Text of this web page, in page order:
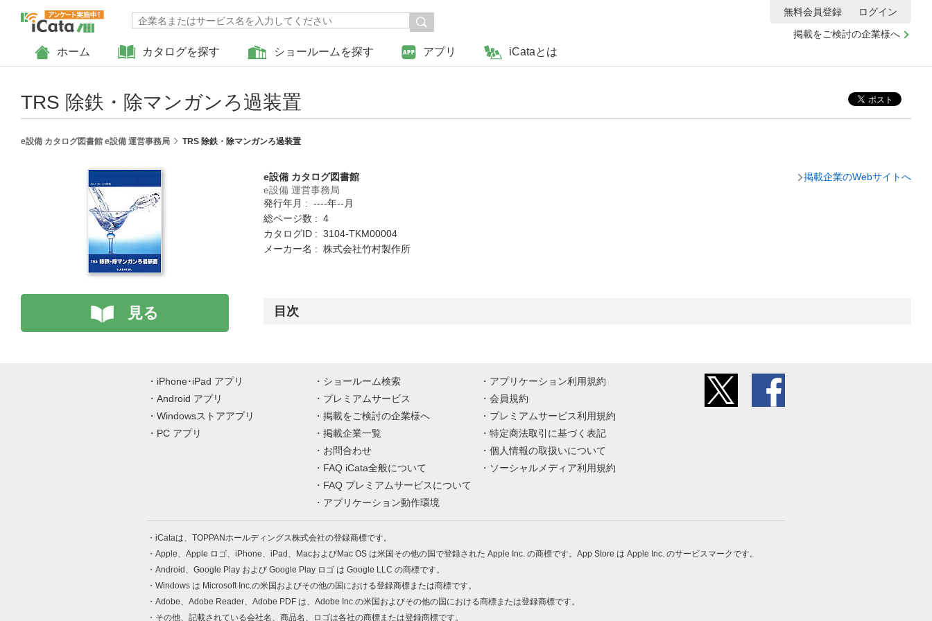
ホーム カタログを探す ショールームを探す アプリ iCataとは
掲載をご検討の企業様へ
無料会員登録 ログイン
TRS 除鉄・除マンガンろ過装置
e設備 カタログ図書館 e設備 運営事務局 TRS 除鉄・除マンガンろ過装置
見る
e設備 カタログ図書館
e設備 運営事務局
発行年月 : ----年--月
総ページ数 : 4
カタログID : 3104-TKM00004
メーカー名 : 株式会社竹村製作所
掲載企業のWebサイトへ
目次
iPhone･iPad アプリ
Android アプリ
Windowsストアアプリ
PC アプリ
ショールーム検索
プレミアムサービス
掲載をご検討の企業様へ
掲載企業一覧
お問合わせ
FAQ iCata全般について
FAQ プレミアムサービスについて
アプリケーション動作環境
アプリケーション利用規約
会員規約
プレミアムサービス利用規約
特定商法取引に基づく表記
個人情報の取扱いについて
ソーシャルメディア利用規約
iCataは、TOPPANホールディングス株式会社の登録商標です。
Apple、Apple ロゴ、iPhone、iPad、MacおよびMac OS は米国その他の国で登録された Apple Inc. の商標です。App Store は Apple Inc. のサービスマークです。
Android、Google Play および Google Play ロゴ は Google LLC の商標です。
Windows は Microsoft Inc.の米国およびその他の国における登録商標または商標です。
Adobe、Adobe Reader、Adobe PDF は、Adobe Inc.の米国およびその他の国における商標または登録商標です。
その他、記載されている会社名、商品名、ロゴは各社の商標または登録商標です。